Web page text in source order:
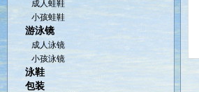
成人蛙鞋
小孩蛙鞋
游泳镜
成人泳镜
小孩泳镜
泳鞋
包装